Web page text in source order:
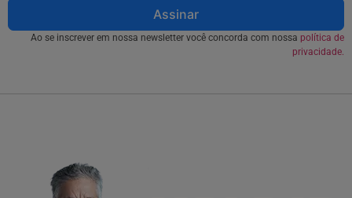
Assinar
Ao se inscrever em nossa newsletter você concorda com nossa política de
privacidade.